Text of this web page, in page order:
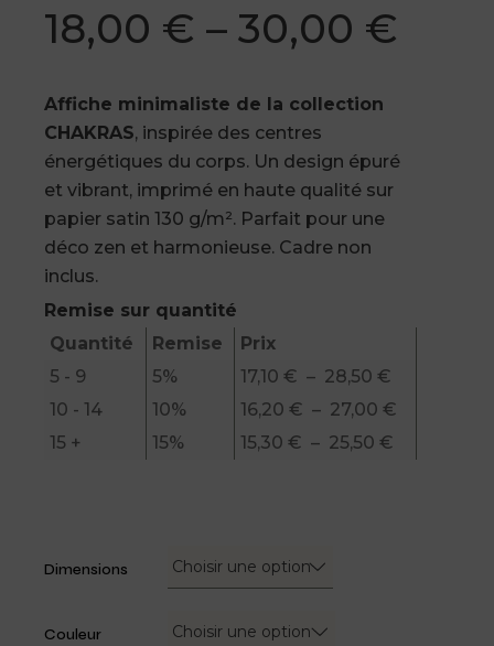
18,00 € –30,00 €
Plage
de
prix :
18,00 €
à
30,00 €
Affiche minimaliste de la collection
CHAKRAS, inspirée des centres
énergétiques du corps. Un design épuré
et vibrant, imprimé en haute qualité sur
papier satin 130 g/m². Parfait pour une
déco zen et harmonieuse. Cadre non
inclus.
Remise sur quantité
Quantité
Remise
Prix
5 - 9
5% 17,10€ – 28,50€
10 - 14
10% 16,20€ – 27,00€
15 +
15% 15,30€ – 25,50€
Dimensions Choisir une option
Couleur Choisir une option